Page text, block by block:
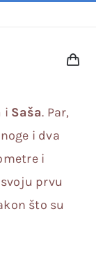
i Saša. Par,
i dva
i
prvu
što su